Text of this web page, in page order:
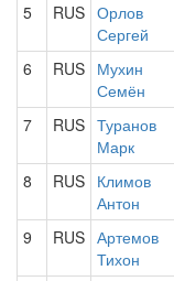
5 RUS Орлов
Сергей
6 RUS Мухин
Семён
7 RUS Туранов
Марк
8 RUS Климов
Антон
9 RUS Артемов
Тихон